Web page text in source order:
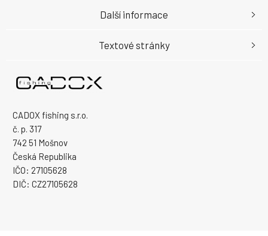
CADOX fishing s.r.o.
č. p. 317
742 51 Mošnov
Česká Republika
IČO: 27105628
DIČ: CZ27105628
Další informace
Textové stránky